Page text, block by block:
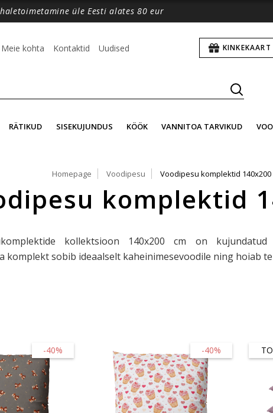
üle Eesti alates 80 eur
Meie kohta Kontaktid Uudised KINKEKAART
RÄTIKUD SISEKUJUNDUS KÖÖK VANNITOA TARVIKUD
Homepage Voodipesu Voodipesu komplektid 140x200
komplektid
kollektsioon 140x200 cm on
komplekt sobib ideaalselt kaheinimesevoodile ning hoiab
-40% -40%